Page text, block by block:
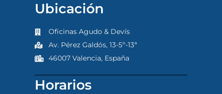
Ubicación
Oficinas Agudo & Devís
Av. Pérez Galdós, 13-5º-13ª
46007 Valencia, España
Horarios